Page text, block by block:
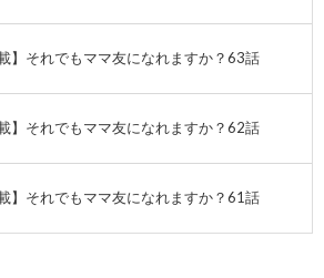
】それでもママ友になれますか？63話
】それでもママ友になれますか？62話
】それでもママ友になれますか？61話